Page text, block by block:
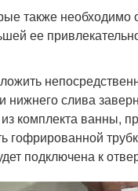
также
ее
слива
комплекта ванны,
гофрированной
подключена к